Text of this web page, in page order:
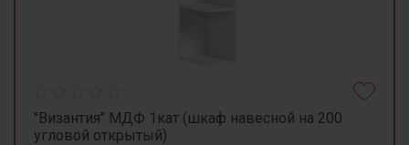
"Византия" МДФ 1кат (шкаф навесной на 200
угловой открытый)